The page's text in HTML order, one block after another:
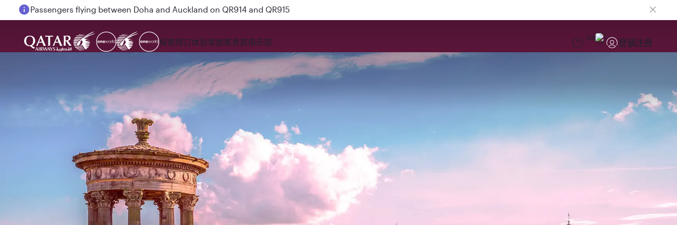
Passengers flying between Doha and Auckland on QR914 and QR915
探索预订体验常旅客贵宾俱乐部 ZH 登录注册